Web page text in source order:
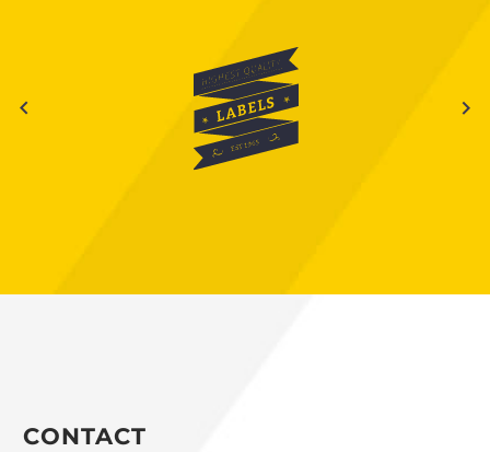
CONTACT